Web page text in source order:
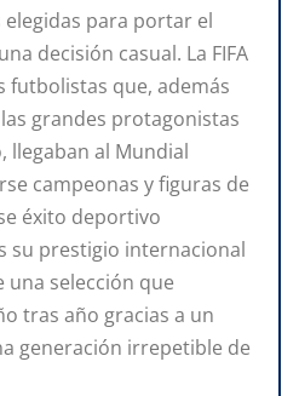
para portar el
decisión casual. La FIFA
futbolistas que, además
grandes protagonistas
llegaban al Mundial
campeonas y figuras de
éxito deportivo
su prestigio internacional
una selección que
tras año gracias a un
generación irrepetible de